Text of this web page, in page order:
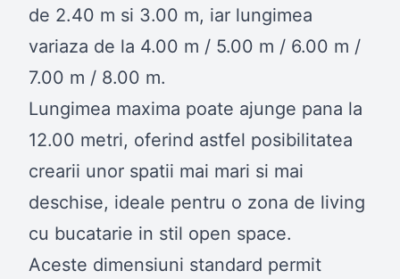
de 2.40 m si 3.00 m, iar lungimea
variaza de la 4.00 m / 5.00 m / 6.00 m /
7.00 m / 8.00 m.
Lungimea maxima poate ajunge pana la
12.00 metri, oferind astfel posibilitatea
crearii unor spatii mai mari si mai
deschise, ideale pentru o zona de living
cu bucatarie in stil open space.
Aceste dimensiuni standard permit